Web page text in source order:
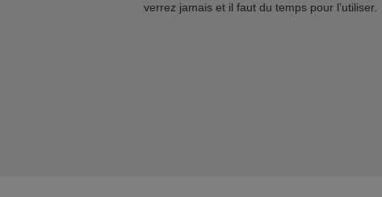
verrez jamais et il faut du temps pour l’utiliser.